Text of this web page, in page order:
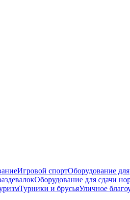
Игровой спортОборудование для
Оборудование для сдачи
Турники и брусьяУличное